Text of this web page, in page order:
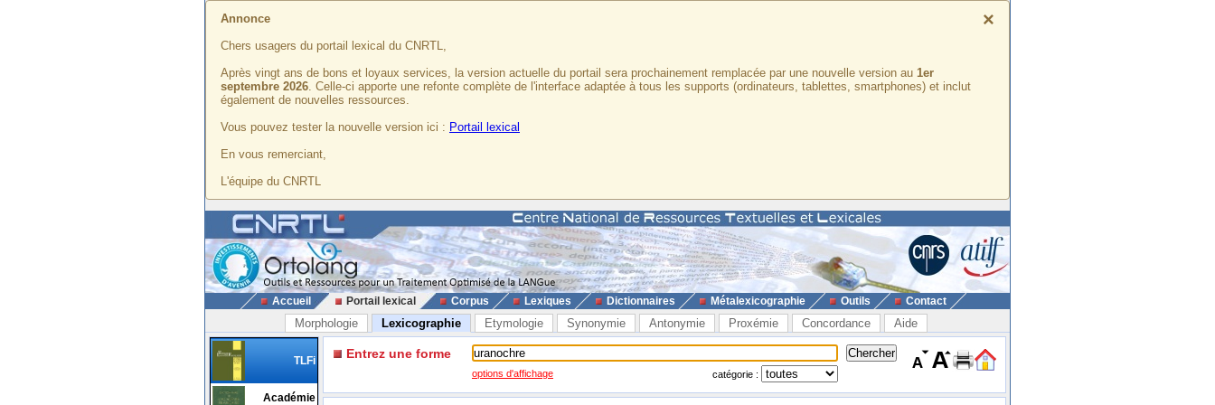
×
Annonce
Chers usagers du portail lexical du CNRTL,
Après vingt ans de bons et loyaux services, la version actuelle du portail sera prochainement remplacée par une nouvelle version au 1er
septembre 2026. Celle-ci apporte une refonte complète de l'interface adaptée à tous les supports (ordinateurs, tablettes, smartphones) et inclut
également de nouvelles ressources.
Vous pouvez tester la nouvelle version ici : Portail lexical
En vous remerciant,
L'équipe du CNRTL
Accueil Portail lexical Corpus Lexiques Dictionnaires Métalexicographie Outils Contact
Morphologie Lexicographie Etymologie Synonymie Antonymie Proxémie Concordance Aide
TLFi
Académie
Entrez une forme
options d'affichage catégorie :